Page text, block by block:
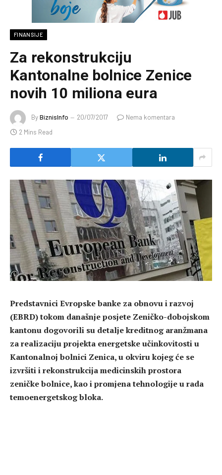
FINANSIJE
Za rekonstrukciju
Kantonalne bolnice Zenice
novih 10 miliona eura
ByBiznisInfo 20/07/2017
Nema komentara
2 Mins Read
Predstavnici Evropske banke za obnovu i razvoj
(EBRD) tokom današnje posjete Zeničko-dobojskom
kantonu dogovorili su detalje kreditnog aranžmana
za realizaciju projekta energetske učinkovitosti u
Kantonalnoj bolnici Zenica, u okviru kojeg će se
izvršiti i rekonstrukcija medicinskih prostora
zeničke bolnice, kao i promjena tehnologije u rada
temoenergetskog bloka.